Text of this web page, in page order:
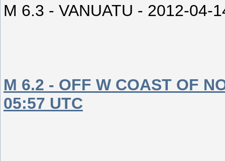
M 6.3 - VANUATU - 2012-04-
M 6.2 - OFF W COAST OF
05:57 UTC